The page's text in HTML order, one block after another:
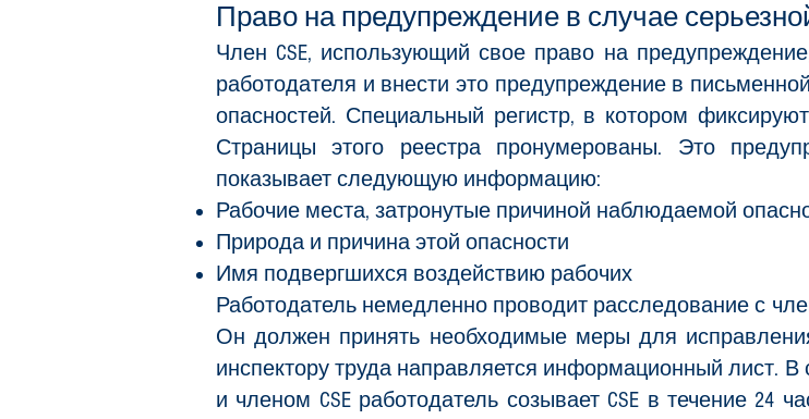
Право на предупреждение в случае
Член CSE, использующий свое право на
работодателя и внести это предупреждение в
опасностей. Специальный регистр, в котором
Страницы этого реестра пронумерованы. Это
показывает следующую информацию:
Рабочие места, затронутые причиной наблюдаемой
Природа и причина этой опасности
Имя подвергшихся воздействию рабочих
Работодатель немедленно проводит расследование с
Он должен принять необходимые меры для
инспектору труда направляется информационный лист.
и членом CSE работодатель созывает CSE в течение 24